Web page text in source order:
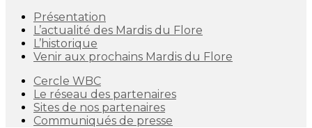
Présentation
L’actualité des Mardis du Flore
L’historique
Venir aux prochains Mardis du Flore
Cercle WBC
Le réseau des partenaires
Sites de nos partenaires
Communiqués de presse